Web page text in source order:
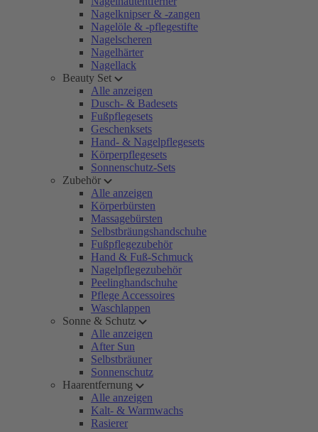
Nagelknipser & -zangen
Nagelöle & -pflegestifte
Nagelscheren
Nagelhärter
Nagellack
Beauty Set
Alle anzeigen
Dusch- & Badesets
Fußpflegesets
Geschenksets
Hand- & Nagelpflegesets
Körperpflegesets
Sonnenschutz-Sets
Zubehör
Alle anzeigen
Körperbürsten
Massagebürsten
Selbstbräungshandschuhe
Fußpflegezubehör
Hand & Fuß-Schmuck
Nagelpflegezubehör
Peelinghandschuhe
Pflege Accessoires
Waschlappen
Sonne & Schutz
Alle anzeigen
After Sun
Selbstbräuner
Sonnenschutz
Haarentfernung
Alle anzeigen
Kalt- & Warmwachs
Rasierer